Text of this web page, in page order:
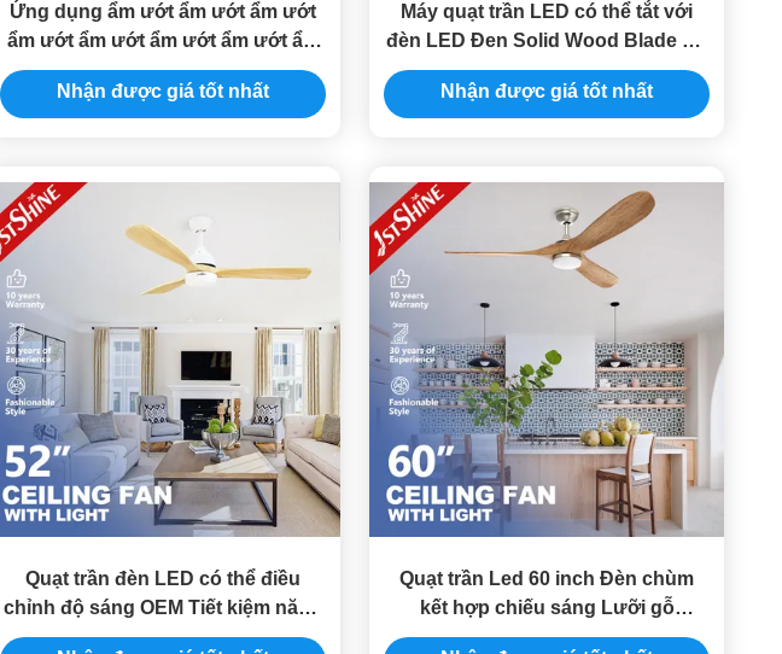
Ứng dụng ẩm ướt ẩm ướt ẩm ướt
ẩm ướt ẩm ướt ẩm ướt ẩm ướt ẩm
ướt ẩm
Nhận được giá tốt nhất
Máy quạt trần LED có thể tắt với
đèn LED Đen Solid Wood Blade Dc
Motor
Nhận được giá tốt nhất
Quạt trần đèn LED có thể điều
chỉnh độ sáng OEM Tiết kiệm năng
lượng Động cơ đồng DC 220V
Quạt trần Led 60 inch Đèn chùm
kết hợp chiếu sáng Lưỡi gỗ
nguyên khối